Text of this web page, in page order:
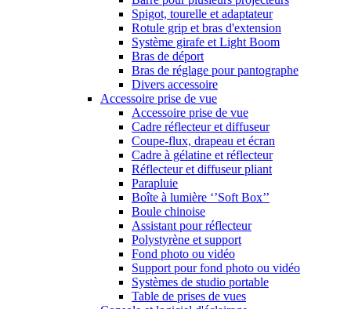
Spigot, tourelle et adaptateur
Rotule grip et bras d'extension
Système girafe et Light Boom
Bras de déport
Bras de réglage pour pantographe
Divers accessoire
Accessoire prise de vue
Accessoire prise de vue
Cadre réflecteur et diffuseur
Coupe-flux, drapeau et écran
Cadre à gélatine et réflecteur
Réflecteur et diffuseur pliant
Parapluie
Boîte à lumière ‘’Soft Box’’
Boule chinoise
Assistant pour réflecteur
Polystyrène et support
Fond photo ou vidéo
Support pour fond photo ou vidéo
Systèmes de studio portable
Table de prises de vues